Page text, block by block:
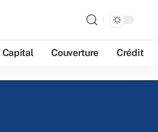
Capital Couverture Crédit